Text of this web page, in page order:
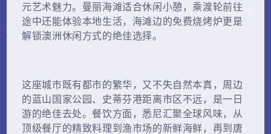
元艺术魅力。曼丽海滩适合休闲小憩，乘渡轮前往
途中还能体验本地生活，海滩边的免费烧烤炉更是
解锁澳洲休闲方式的绝佳选择。
这座城市既有都市的繁华，又不失自然本真，周边
的蓝山国家公园、史蒂芬港距离市区不远，是一日
游的绝佳去处。餐饮方面，悉尼汇聚全球风味，从
顶级餐厅的精致料理到渔市场的新鲜海鲜，再到唐